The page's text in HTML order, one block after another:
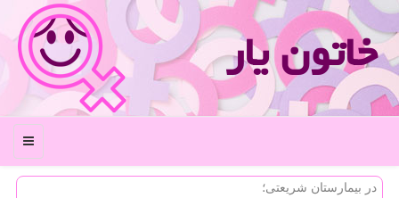
خاتون یار
منو
در بیمارستان شریعتی؛